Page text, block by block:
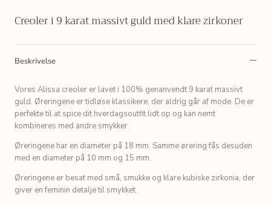
Creoler i 9 karat massivt guld med klare zirkoner
Beskrivelse
Vores Alissa creoler er lavet i 100% genanvendt 9 karat massivt
guld. Øreringene er tidløse klassikere, der aldrig går af mode. De er
perfekte til at spice dit hverdagsoutfit lidt op og kan nemt
kombineres med andre smykker.
Øreringene har en diameter på 18 mm. Samme ørering fås desuden
med en diameter på 10 mm og 15 mm.
Øreringene er besat med små, smukke og klare kubiske zirkonia, der
giver en feminin detalje til smykket.